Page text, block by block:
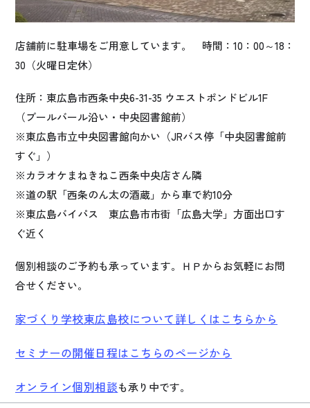
店舗前に駐車場をご用意しています。 時間：10：00～18：
30（火曜日定休）
住所：東広島市西条中央6-31-35 ウエストポンドビル1F
（ブールバール沿い・中央図書館前）
※東広島市立中央図書館向かい（JRバス停「中央図書館前
すぐ」）
※カラオケまねきねこ西条中央店さん隣
※道の駅「西条のん太の酒蔵」から車で約10分
※東広島バイパス 東広島市市街「広島大学」方面出口す
ぐ近く
個別相談のご予約も承っています。ＨＰからお気軽にお問
合せください。
家づくり学校東広島校について詳しくはこちらから
セミナーの開催日程はこちらのページから
オンライン個別相談も承り中です。